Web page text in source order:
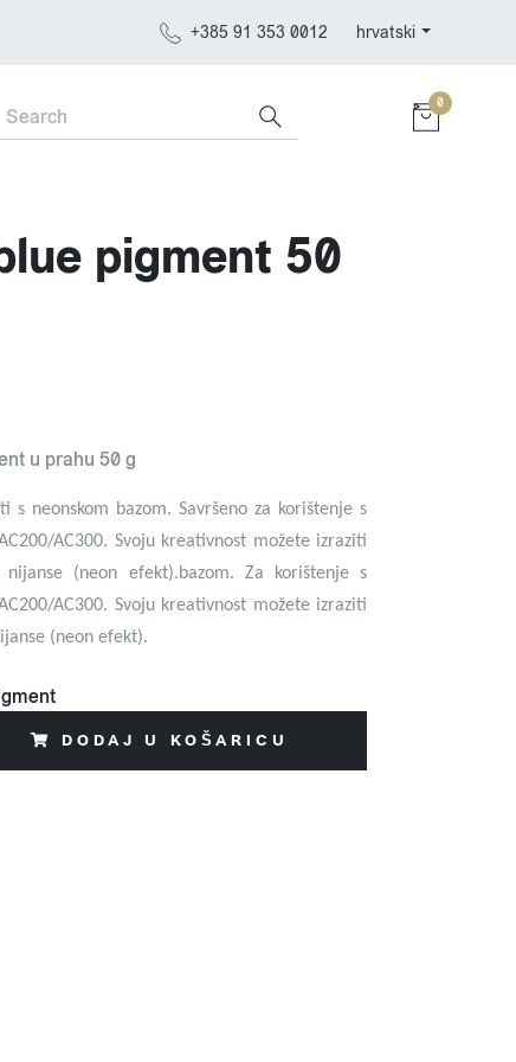
hrvatski
+385 91 353 0012
0
pigment 50
u prahu 50 g
s neonskom bazom. Savršeno za korištenje s
AC300. Svoju kreativnost možete izraziti
(neon efekt).bazom. Za korištenje s
AC300. Svoju kreativnost možete izraziti
(neon efekt).
DODAJ U KOŠARICU